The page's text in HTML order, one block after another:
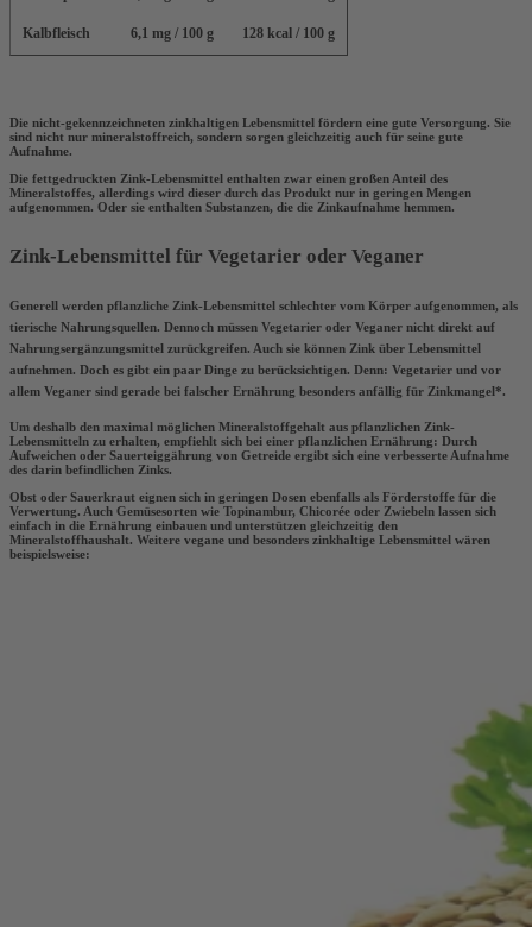
Kalbfleisch 6,1 mg / 100 g 128 kcal / 100 g
Die nicht-gekennzeichneten zinkhaltigen Lebensmittel fördern eine gute Versorgung. Sie
sind nicht nur mineralstoffreich, sondern sorgen gleichzeitig auch für seine gute
Aufnahme.
Die fettgedruckten Zink-Lebensmittel enthalten zwar einen großen Anteil des
Mineralstoffes, allerdings wird dieser durch das Produkt nur in geringen Mengen
aufgenommen. Oder sie enthalten Substanzen, die die Zinkaufnahme hemmen.
Zink-Lebensmittel für Vegetarier oder Veganer
Generell werden pflanzliche Zink-Lebensmittel schlechter vom Körper aufgenommen, als
tierische Nahrungsquellen. Dennoch müssen Vegetarier oder Veganer nicht direkt auf
Nahrungsergänzungsmittel zurückgreifen. Auch sie können Zink über Lebensmittel
aufnehmen. Doch es gibt ein paar Dinge zu berücksichtigen. Denn: Vegetarier und vor
allem Veganer sind gerade bei falscher Ernährung besonders anfällig für Zinkmangel*.
Um deshalb den maximal möglichen Mineralstoffgehalt aus pflanzlichen Zink-
Lebensmitteln zu erhalten, empfiehlt sich bei einer pflanzlichen Ernährung: Durch
Aufweichen oder Sauerteiggährung von Getreide ergibt sich eine verbesserte Aufnahme
des darin befindlichen Zinks.
Obst oder Sauerkraut eignen sich in geringen Dosen ebenfalls als Förderstoffe für die
Verwertung. Auch Gemüsesorten wie Topinambur, Chicorée oder Zwiebeln lassen sich
einfach in die Ernährung einbauen und unterstützen gleichzeitig den
Mineralstoffhaushalt. Weitere vegane und besonders zinkhaltige Lebensmittel wären
beispielsweise: